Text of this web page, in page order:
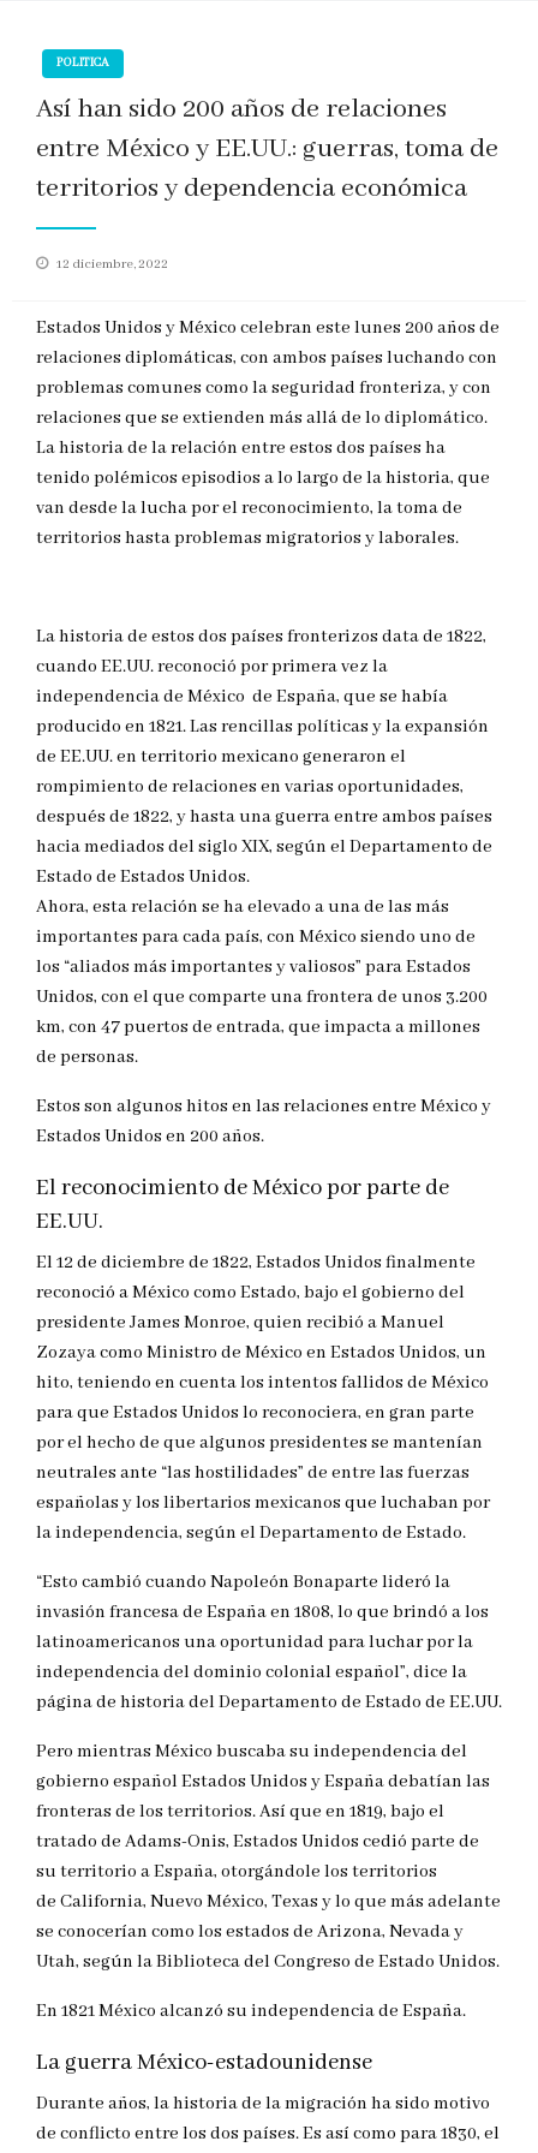
POLITICA
Así han sido 200 años de relaciones
entre México y EE.UU.: guerras, toma de
territorios y dependencia económica
Publicado
12 diciembre, 2022
Estados Unidos y México celebran este lunes 200 años de
relaciones diplomáticas, con ambos países luchando con
problemas comunes como la seguridad fronteriza, y con
relaciones que se extienden más allá de lo diplomático.
La historia de la relación entre estos dos países ha
tenido polémicos episodios a lo largo de la historia, que
van desde la lucha por el reconocimiento, la toma de
territorios hasta problemas migratorios y laborales.
La historia de estos dos países fronterizos data de 1822,
cuando EE.UU. reconoció por primera vez la
independencia de México de España, que se había
producido en 1821. Las rencillas políticas y la expansión
de EE.UU. en territorio mexicano generaron el
rompimiento de relaciones en varias oportunidades,
después de 1822, y hasta una guerra entre ambos países
hacia mediados del siglo XIX, según el Departamento de
Estado de Estados Unidos.
Ahora, esta relación se ha elevado a una de las más
importantes para cada país, con México siendo uno de
los “aliados más importantes y valiosos” para Estados
Unidos, con el que comparte una frontera de unos 3.200
km, con 47 puertos de entrada, que impacta a millones
de personas.
Estos son algunos hitos en las relaciones entre México y
Estados Unidos en 200 años.
El reconocimiento de México por parte de
EE.UU.
El 12 de diciembre de 1822, Estados Unidos finalmente
reconoció a México como Estado, bajo el gobierno del
presidente James Monroe, quien recibió a Manuel
Zozaya como Ministro de México en Estados Unidos, un
hito, teniendo en cuenta los intentos fallidos de México
para que Estados Unidos lo reconociera, en gran parte
por el hecho de que algunos presidentes se mantenían
neutrales ante “las hostilidades” de entre las fuerzas
españolas y los libertarios mexicanos que luchaban por
la independencia, según el Departamento de Estado.
“Esto cambió cuando Napoleón Bonaparte lideró la
invasión francesa de España en 1808, lo que brindó a los
latinoamericanos una oportunidad para luchar por la
independencia del dominio colonial español”, dice la
página de historia del Departamento de Estado de EE.UU.
Pero mientras México buscaba su independencia del
gobierno español Estados Unidos y España debatían las
fronteras de los territorios. Así que en 1819, bajo el
tratado de Adams-Onis, Estados Unidos cedió parte de
su territorio a España, otorgándole los territorios
de California, Nuevo México, Texas y lo que más adelante
se conocerían como los estados de Arizona, Nevada y
Utah, según la Biblioteca del Congreso de Estado Unidos.
En 1821 México alcanzó su independencia de España.
La guerra México-estadounidense
Durante años, la historia de la migración ha sido motivo
de conflicto entre los dos países. Es así como para 1830, el